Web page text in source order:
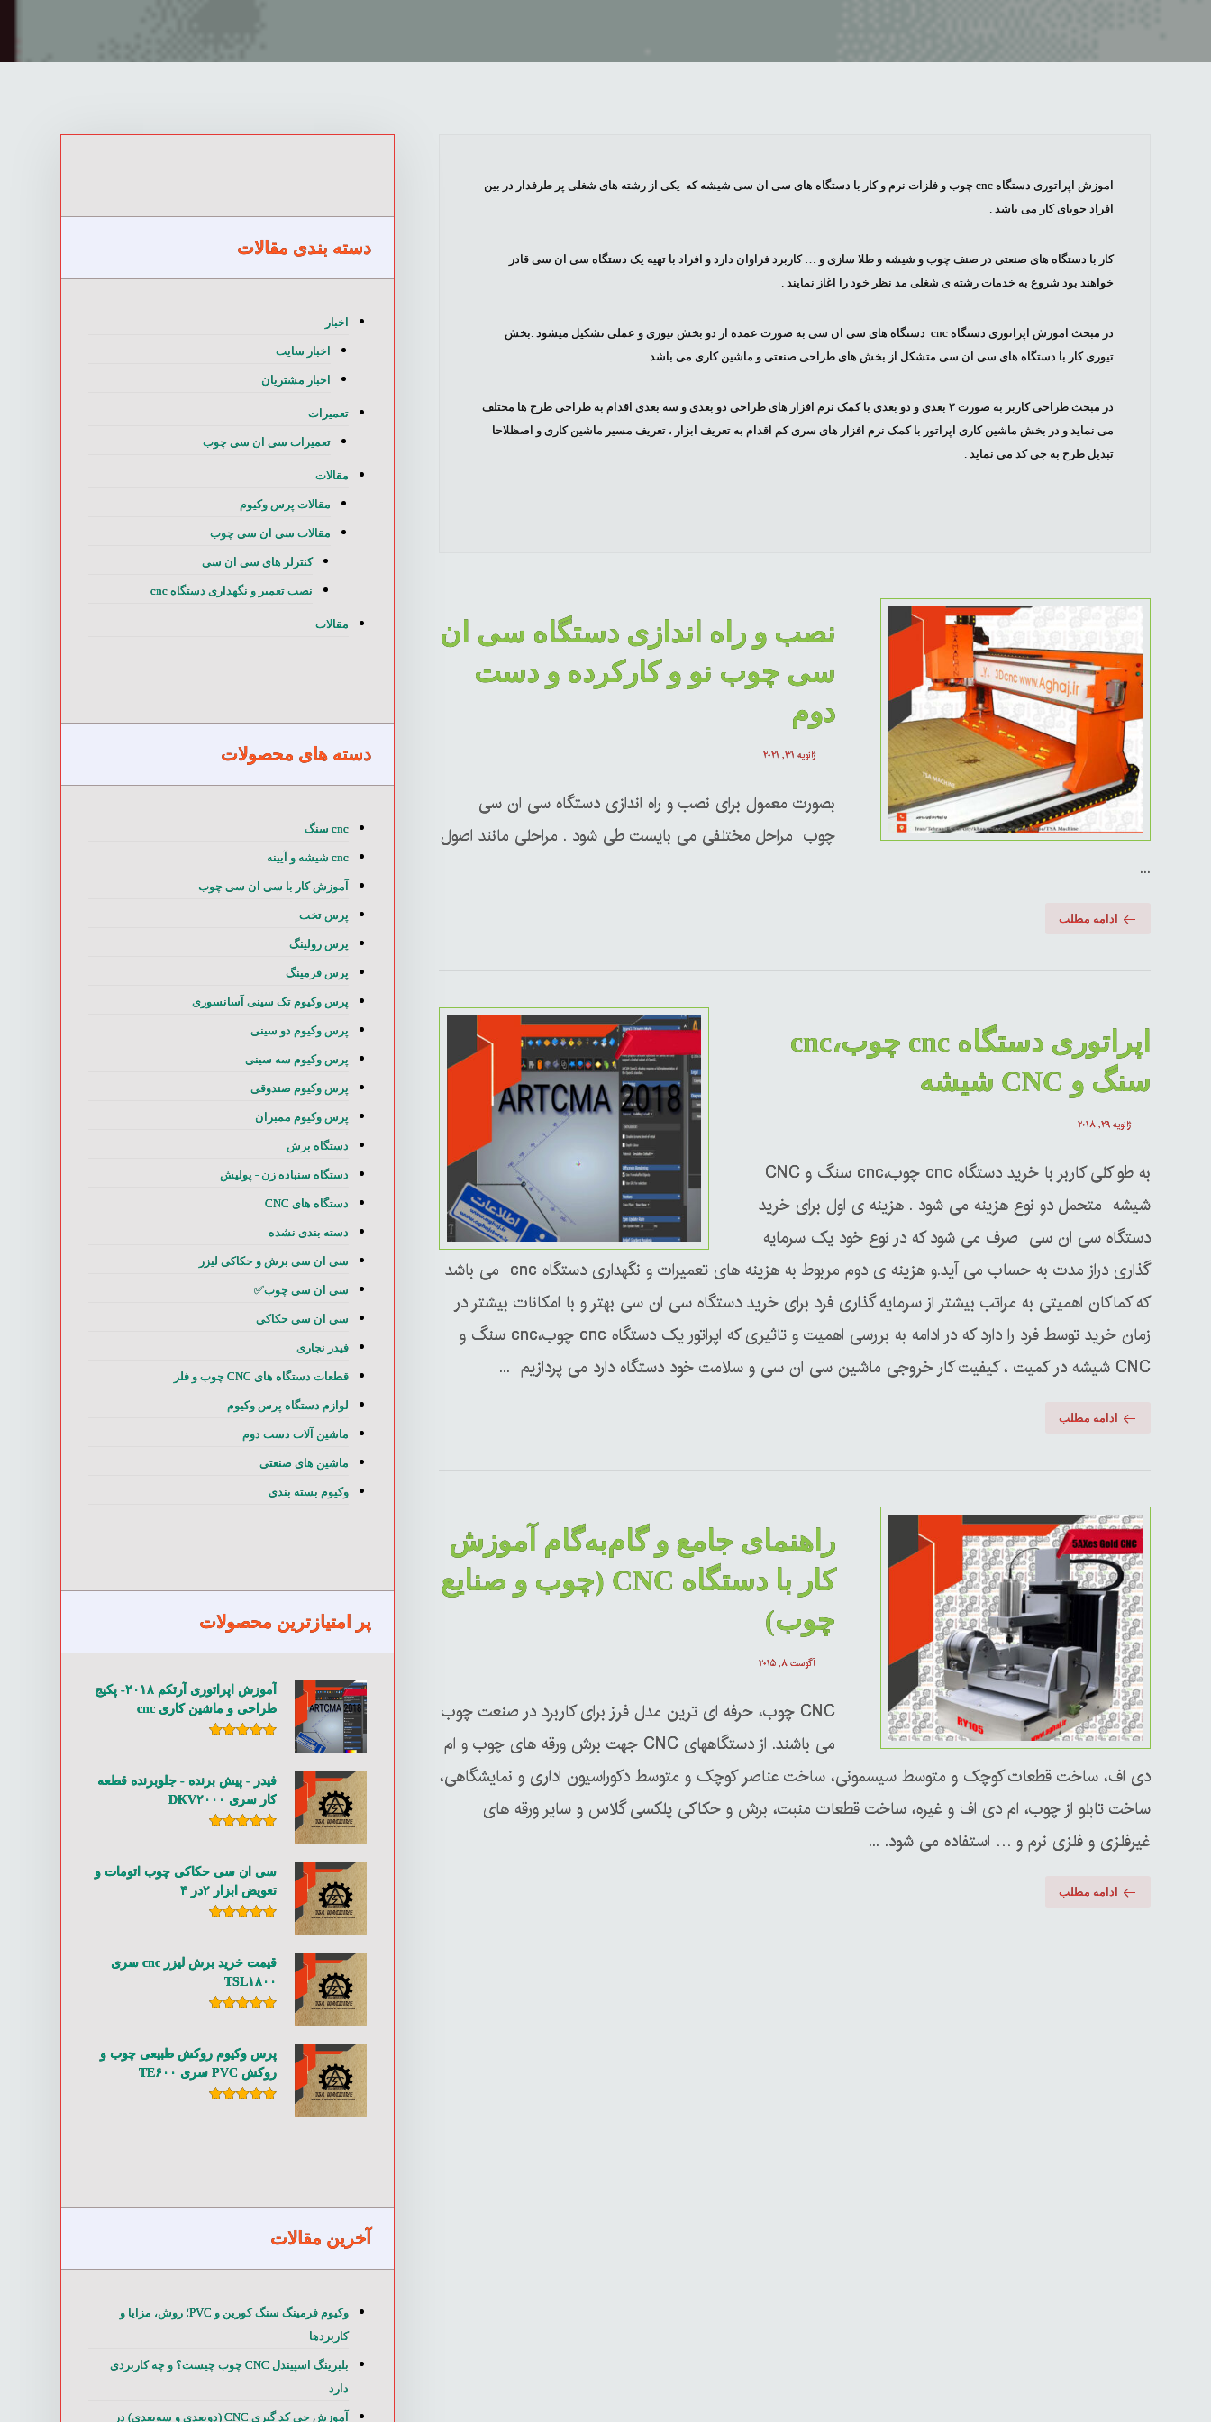
اموزش اپراتوری دستگاه cnc چوب و فلزات نرم و کار با دستگاه های سی ان سی شیشه که یکی از رشته های شغلی پر طرفدار در بین
افراد جویای کار می باشد .
کار با دستگاه های صنعتی در صنف چوب و شیشه و طلا سازی و … کاربرد فراوان دارد و افراد با تهیه یک دستگاه سی ان سی قادر
خواهند بود شروع به خدمات رشته ی شغلی مد نظر خود را اغاز نمایند .
در مبحث اموزش اپراتوری دستگاه cnc دستگاه های سی ان سی به صورت عمده از دو بخش تیوری و عملی تشکیل میشود .بخش
تیوری کار با دستگاه های سی ان سی متشکل از بخش های طراحی صنعتی و ماشین کاری می باشد .
در مبحث طراحی کاربر به صورت ۳ بعدی و دو بعدی با کمک نرم افزار های طراحی دو بعدی و سه بعدی اقدام به طراحی طرح ها مختلف
می نماید و در بخش ماشین کاری اپراتور با کمک نرم افزار های سری کم اقدام به تعریف ابزار ، تعریف مسیر ماشین کاری و اصظلاحا
تبدیل طرح به جی کد می نماید .
نصب و راه اندازی دستگاه سی ان
سی چوب نو و کارکرده و دست
دوم
ژانویه ۳۱, ۲۰۲۱
بصورت معمول برای نصب و راه اندازی دستگاه سی ان سی
چوب مراحل مختلفی می بایست طی شود . مراحلی مانند اصول
...
ادامه مطلب
اپراتوری دستگاه cnc چوب،cnc
سنگ و CNC شیشه
ژانویه ۲۹, ۲۰۱۸
به طو کلی کاربر با خرید دستگاه cnc چوب،cnc سنگ و CNC
شیشه متحمل دو نوع هزینه می شود . هزینه ی اول برای خرید
دستگاه سی ان سی صرف می شود که در نوع خود یک سرمایه
گذاری دراز مدت به حساب می آید.و هزینه ی دوم مربوط به هزینه های تعمیرات و نگهداری دستگاه cnc می باشد
که کماکان اهمیتی به مراتب بیشتر از سرمایه گذاری فرد برای خرید دستگاه سی ان سی بهتر و با امکانات بیشتر در
زمان خرید توسط فرد را دارد که در ادامه به بررسی اهمیت و تاثیری که اپراتور یک دستگاه cnc چوب،cnc سنگ و
CNC شیشه در کمیت ، کیفیت کار خروجی ماشین سی ان سی و سلامت خود دستگاه دارد می پردازیم ...
ادامه مطلب
راهنمای جامع و گام‌به‌گام آموزش
کار با دستگاه CNC (چوب و صنایع
چوب)
آگوست ۸, ۲۰۱۵
CNC چوب، حرفه ای ترین مدل فرز برای کاربرد در صنعت چوب
می باشند. از دستگاههای CNC جهت برش ورقه های چوب و ام
دی اف، ساخت قطعات کوچک و متوسط سیسمونی، ساخت عناصر کوچک و متوسط دکوراسیون اداری و نمایشگاهی،
ساخت تابلو از چوب، ام دی اف و غیره، ساخت قطعات منبت، برش و حکاکی پلکسی گلاس و سایر ورقه های
غیرفلزی و فلزی نرم و … استفاده می شود. ...
ادامه مطلب
دسته بندی مقالات
اخبار
اخبار سایت
اخبار مشتریان
تعمیرات
تعمیرات سی ان سی چوب
مقالات
مقالات پرس وکیوم
مقالات سی ان سی چوب
کنترلر های سی ان سی
نصب تعمیر و نگهداری دستگاه cnc
مقالات
دسته های محصولات
cnc سنگ
cnc شیشه و آیینه
آموزش کار با سی ان سی چوب
پرس تخت
پرس رولینگ
پرس فرمینگ
پرس وکیوم تک سینی آسانسوری
پرس وکیوم دو سینی
پرس وکیوم سه سینی
پرس وکیوم صندوقی
پرس وکیوم ممبران
دستگاه برش
دستگاه سنباده زن - پولیش
دستگاه های CNC
دسته بندی نشده
سی ان سی برش و حکاکی لیزر
سی ان سی چوب✅
سی ان سی حکاکی
فیدر نجاری
قطعات دستگاه های CNC چوب و فلز
لوازم دستگاه پرس وکیوم
ماشین آلات دست دوم
ماشین های صنعتی
وکیوم بسته بندی
پر امتیازترین محصولات
آموزش اپراتوری آرتکم ۲۰۱۸- پکیج
طراحی و ماشین کاری cnc
فیدر - پیش برنده - جلوبرنده قطعه
کار سری DKV۲۰۰۰
سی ان سی حکاکی چوب اتومات و
تعویض ابزار ۲در ۴
قیمت خرید برش لیزر cnc سری
TSL۱۸۰۰
پرس وکیوم روکش طبیعی چوب و
روکش PVC سری TE۶۰۰
آخرین مقالات
وکیوم فرمینگ سنگ کورین و PVC؛ روش، مزایا و
کاربردها
بلبرینگ اسپیندل CNC چوب چیست؟ و چه کاربردی
دارد
آموزش جی کد گیری CNC (دوبعدی و سه‌بعدی) در